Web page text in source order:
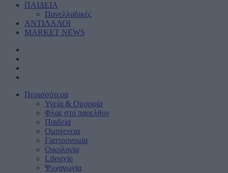
ΠΑΙΔΕΙΑ
Πανελλαδικές
ΑΝΤΙΛΑΛΟΙ
MARKET NEWS
Περισσότερα
Υγεία & Oμορφία
Φλας στο παρελθον
Παιδεiα
Ομογενεια
Γαστρονομiα
Οικολογiα
Lifestyle
Ψυχαγωγiα